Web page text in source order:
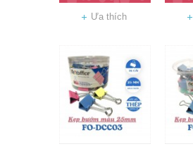
Ưa thích